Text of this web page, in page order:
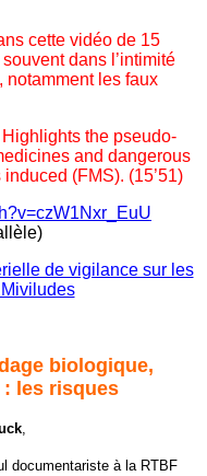
cette vidéo de 15
dans l’intimité
notamment les faux
the pseudo-
and dangerous
(FMS). (15’51)
de vigilance sur les
biologique,
les risques
,
documentariste à la RTBF